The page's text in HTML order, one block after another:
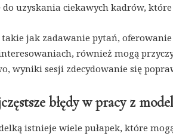
uzyskania ciekawych kadrów,
jak zadawanie pytań,
również mogą
wyniki sesji zdecydowanie się
błędy w pracy z
istnieje wiele pułapek, które